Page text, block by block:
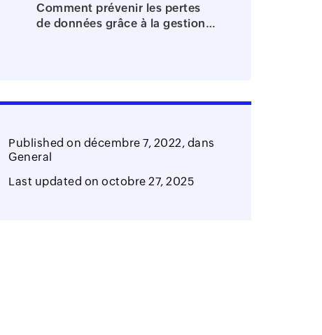
Comment prévenir les pertes
de données grâce à la gestion
Published on décembre 7, 2022, dans
General
Last updated onoctobre 27, 2025